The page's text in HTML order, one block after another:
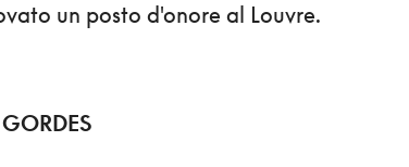
un posto d'onore al Louvre.